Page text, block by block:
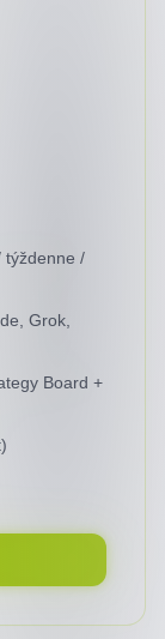
týždenne /
Grok,
Board +